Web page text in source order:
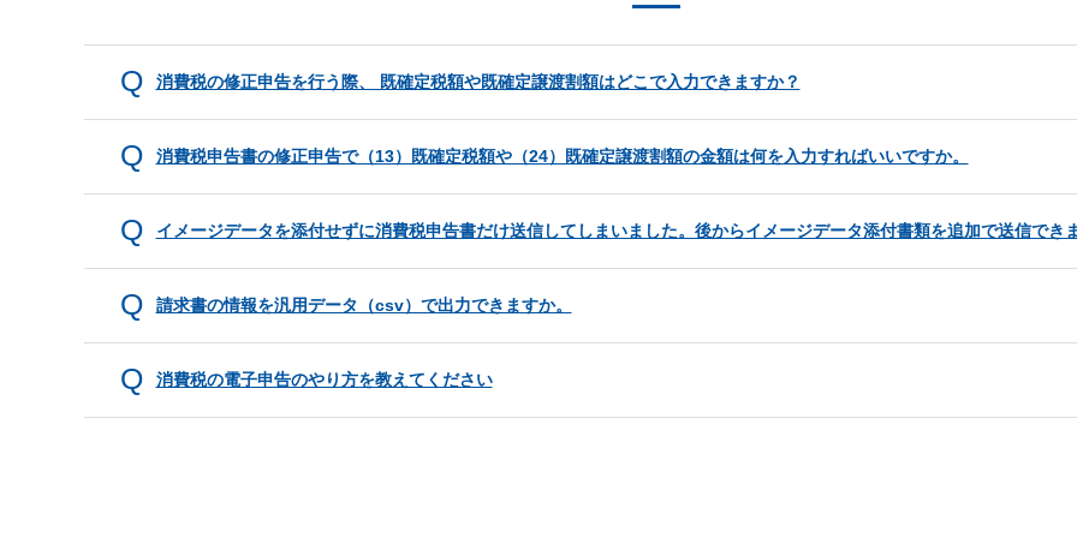
消費税の修正申告を行う際、 既確定税額や既確定譲渡割額はどこで入力できますか？
消費税申告書の修正申告で（13）既確定税額や（24）既確定譲渡割額の金額は何を入力すればいいですか。
イメージデータを添付せずに消費税申告書だけ送信してしまいました。後からイメージデータ添付書類を追加で送信でき
請求書の情報を汎用データ（csv）で出力できますか。
消費税の電子申告のやり方を教えてください